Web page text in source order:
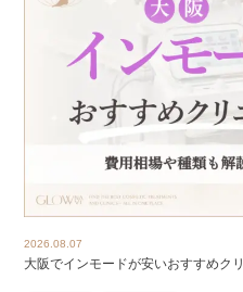
2026.08.07
大阪でインモードが安いおすすめク